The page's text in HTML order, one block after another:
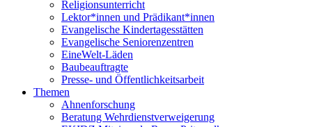
Religionsunterricht
Lektor*innen und Prädikant*innen
Evangelische Kindertagesstätten
Evangelische Seniorenzentren
EineWelt-Läden
Baubeauftragte
Presse- und Öffentlichkeitsarbeit
Themen
Ahnenforschung
Beratung Wehrdienstverweigerung